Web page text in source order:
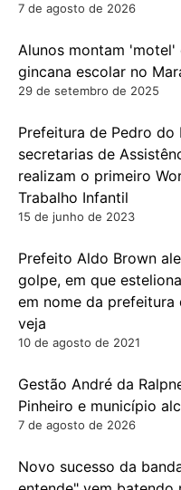
7 de agosto de 2026
Alunos montam 'motel'
gincana escolar no
29 de setembro de 2025
Prefeitura de Pedro do
secretarias de
realizam o primeiro
Trabalho Infantil
15 de junho de 2023
Prefeito Aldo Brown
golpe, em que
em nome da prefeitura
veja
10 de agosto de 2021
Gestão André da
Pinheiro e município
7 de agosto de 2026
Novo sucesso da